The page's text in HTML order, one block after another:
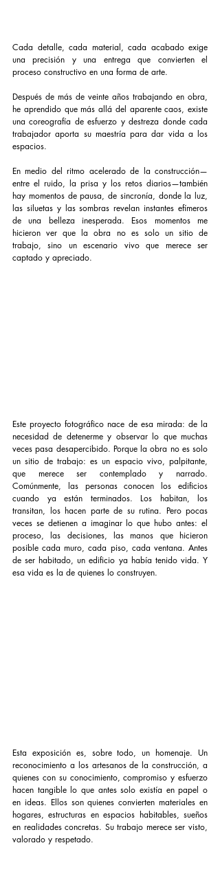
Cada detalle, cada material, cada acabado exige
una precisión y una entrega que convierten el
proceso constructivo en una forma de arte.
Después de más de veinte años trabajando en obra,
he aprendido que más allá del aparente caos, existe
una coreografía de esfuerzo y destreza donde cada
trabajador aporta su maestría para dar vida a los
espacios.
En medio del ritmo acelerado de la construcción—
entre el ruido, la prisa y los retos diarios—también
hay momentos de pausa, de sincronía, donde la luz,
las siluetas y las sombras revelan instantes efímeros
de una belleza inesperada. Esos momentos me
hicieron ver que la obra no es solo un sitio de
trabajo, sino un escenario vivo que merece ser
captado y apreciado.
Este proyecto fotográfico nace de esa mirada: de la
necesidad de detenerme y observar lo que muchas
veces pasa desapercibido. Porque la obra no es solo
un sitio de trabajo: es un espacio vivo, palpitante,
que merece ser contemplado y narrado.
Comúnmente, las personas conocen los edificios
cuando ya están terminados. Los habitan, los
transitan, los hacen parte de su rutina. Pero pocas
veces se detienen a imaginar lo que hubo antes: el
proceso, las decisiones, las manos que hicieron
posible cada muro, cada piso, cada ventana. Antes
de ser habitado, un edificio ya había tenido vida. Y
esa vida es la de quienes lo construyen.
Esta exposición es, sobre todo, un homenaje. Un
reconocimiento a los artesanos de la construcción, a
quienes con su conocimiento, compromiso y esfuerzo
hacen tangible lo que antes solo existía en papel o
en ideas. Ellos son quienes convierten materiales en
hogares, estructuras en espacios habitables, sueños
en realidades concretas. Su trabajo merece ser visto,
valorado y respetado.